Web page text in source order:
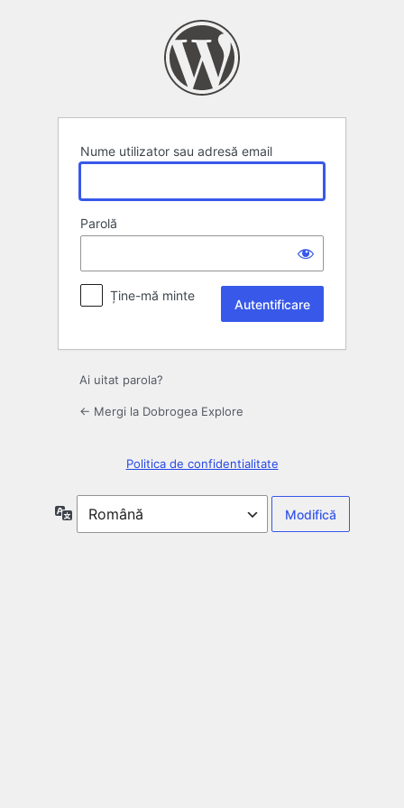
Nume utilizator sau adresă email
Parolă
Ține-mă minte
Ai uitat parola?
← Mergi la Dobrogea Explore
Politica de confidentialitate
Limbă